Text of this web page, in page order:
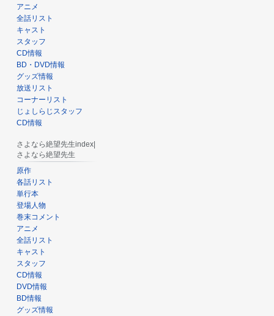
アニメ
全話リスト
キャスト
スタッフ
CD情報
BD・DVD情報
グッズ情報
放送リスト
コーナーリスト
じょしらじスタッフ
CD情報
さよなら絶望先生index|
さよなら絶望先生
原作
各話リスト
単行本
登場人物
巻末コメント
アニメ
全話リスト
キャスト
スタッフ
CD情報
DVD情報
BD情報
グッズ情報